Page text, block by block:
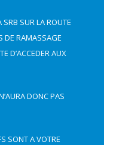
SUR LA ROUTE
DE RAMASSAGE
D’ACCEDER AUX
DONC PAS
SONT A VOTRE